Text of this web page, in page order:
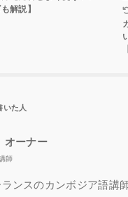
解説】
オーナー
師
ランスのカンボジア語講